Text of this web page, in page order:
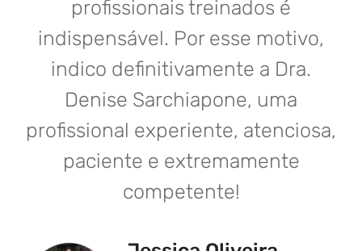
profissionais treinados é
indispensável. Por esse motivo,
indico definitivamente a Dra.
Denise Sarchiapone, uma
profissional experiente, atenciosa,
paciente e extremamente
competente!